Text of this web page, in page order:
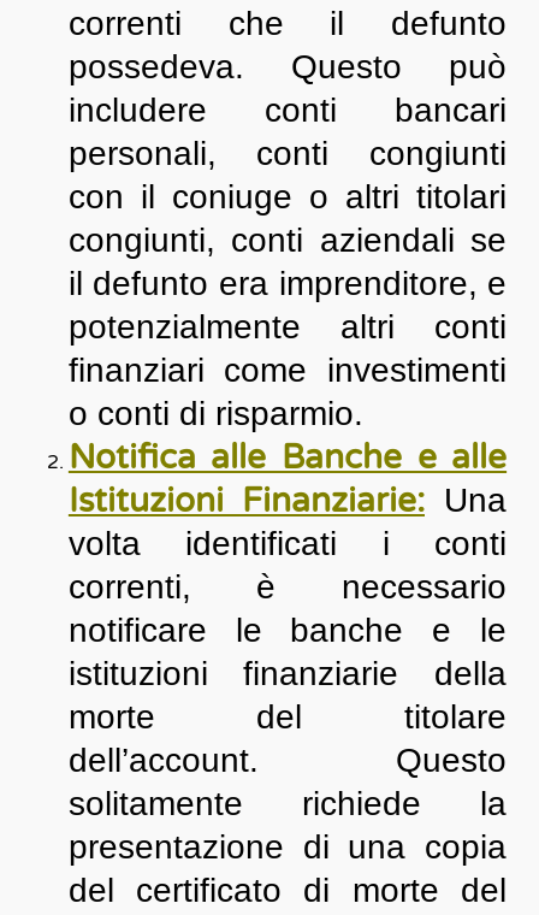
correnti che il defunto
possedeva. Questo può
includere conti bancari
personali, conti congiunti
con il coniuge o altri titolari
congiunti, conti aziendali se
il defunto era imprenditore, e
potenzialmente altri conti
finanziari come investimenti
o conti di risparmio.
Notifica alle Banche e alle
Istituzioni Finanziarie: Una
volta identificati i conti
correnti, è necessario
notificare le banche e le
istituzioni finanziarie della
morte del titolare
dell’account. Questo
solitamente richiede la
presentazione di una copia
del certificato di morte del